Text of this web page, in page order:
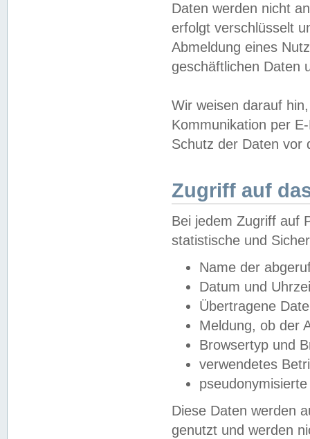
Daten werden nicht
erfolgt verschlüsselt
Abmeldung eines
geschäftlichen Daten
Wir weisen darauf
Kommunikation per
Schutz der Daten vor
Zugriff auf
Bei jedem Zugriff auf
statistische und
Name der
Datum und
Übertragene
Meldung, ob der
Browsertyp und
verwendetes
Diese Daten werden
genutzt und werden